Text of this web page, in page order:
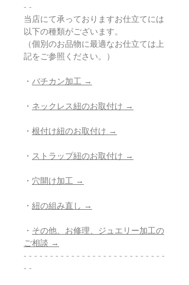
- -
当店にて承っておりますお仕立てには
以下の種類がございます。
（個別のお品物に最適なお仕立ては上
記をご参照ください。）
・ バチカン加工 →
・ ネックレス紐のお取付け →
・ 根付け紐のお取付け →
・ ストラップ紐のお取付け →
・ 穴開け加工 →
・ 紐の組み直し →
・ その他、お修理、ジュエリー加工の
ご相談 →
- - - - - - - - - - - - - - - - - - - - - - - - - - -
- -